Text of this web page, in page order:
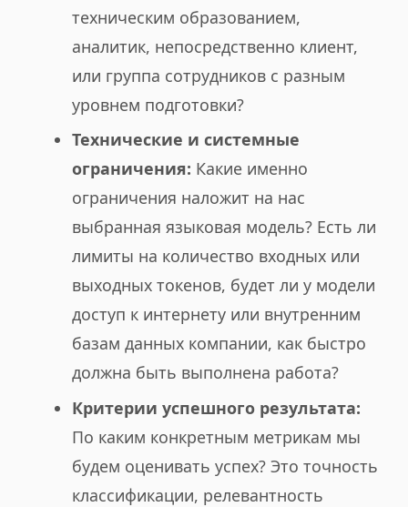
техническим образованием,
аналитик, непосредственно клиент,
или группа сотрудников с разным
уровнем подготовки?
Технические и системные
ограничения: Какие именно
ограничения наложит на нас
выбранная языковая модель? Есть ли
лимиты на количество входных или
выходных токенов, будет ли у модели
доступ к интернету или внутренним
базам данных компании, как быстро
должна быть выполнена работа?
Критерии успешного результата:
По каким конкретным метрикам мы
будем оценивать успех? Это точность
классификации, релевантность